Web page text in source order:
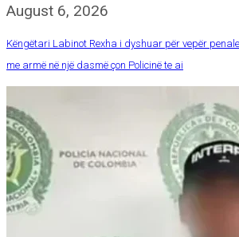
August 6, 2026
Këngëtari Labinot Rexha i dyshuar për vepër
me armë në një dasmë çon Policinë te ai